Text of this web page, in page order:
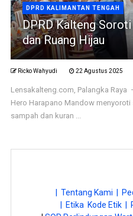
DPRD KALIMANTAN TENGAH
DPRD Kalteng
dan Ruang Hijau
Ricko Wahyudi 22 Agustus 2025
Lensakalteng.com, Palangka Raya
Hero Harapano Mandow
sampah dan kuran ...
| Tentang Kami |
| Etika Kode Etik |